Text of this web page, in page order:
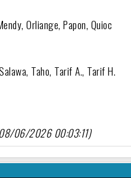
Orliange, Papon, Quioc
Taho, Tarif A., Tarif H.
06/2026 00:03:11)